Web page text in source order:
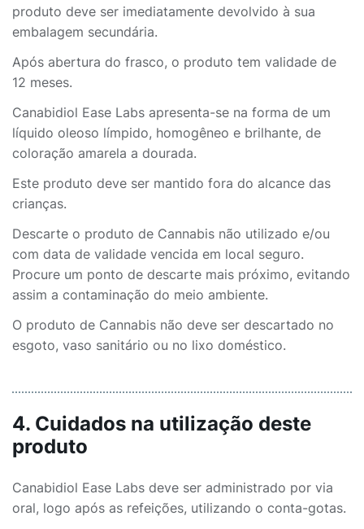
produto deve ser imediatamente devolvido à sua
embalagem secundária.
Após abertura do frasco, o produto tem validade de
12 meses.
Canabidiol Ease Labs apresenta-se na forma de um
líquido oleoso límpido, homogêneo e brilhante, de
coloração amarela a dourada.
Este produto deve ser mantido fora do alcance das
crianças.
Descarte o produto de Cannabis não utilizado e/ou
com data de validade vencida em local seguro.
Procure um ponto de descarte mais próximo, evitando
assim a contaminação do meio ambiente.
O produto de Cannabis não deve ser descartado no
esgoto, vaso sanitário ou no lixo doméstico.
4. Cuidados na utilização deste
produto
Canabidiol Ease Labs deve ser administrado por via
oral, logo após as refeições, utilizando o conta-gotas.